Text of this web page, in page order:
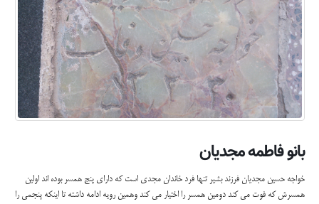
بانو فاطمه مجدیان
خواجه حسین مجدیان فرزند بشیر تنها فرد خاندان مجدی است که دارای پنج همسر بوده اند اولین
همسرش که فوت می کند دومین همسر را اختیار می کند وهمین رویه ادامه داشته تا اینکه پنجمی را